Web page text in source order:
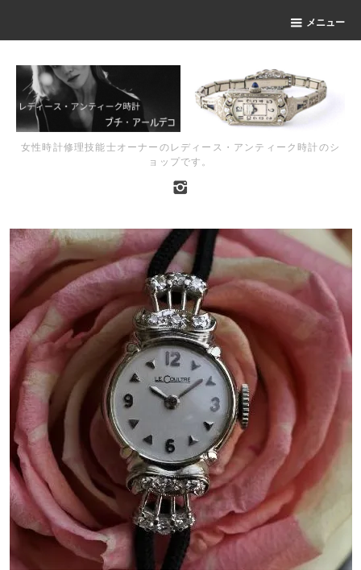
メニュー
女性時計修理技能士オーナーのレディース・アンティーク時計のシ
ョップです。